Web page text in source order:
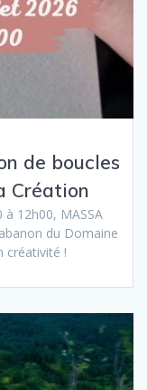
de boucles
Création
12h00, MASSA
du Domaine
créativité !